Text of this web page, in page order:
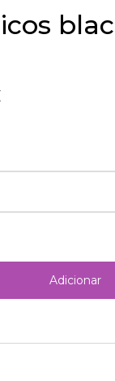
Adicionar